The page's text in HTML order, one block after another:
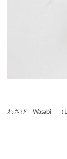
わさび Wasabi （